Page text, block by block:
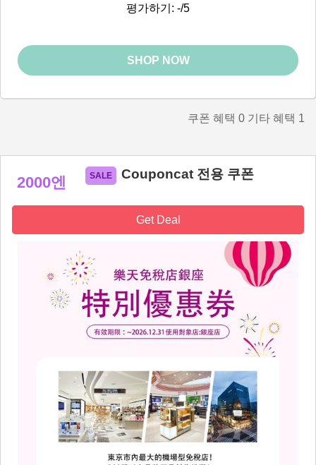
평가하기: -/5
SHOP NOW
쿠폰 혜택 0 기타 혜택 1
2000엔 Couponcat 전용 쿠폰
Get Deal